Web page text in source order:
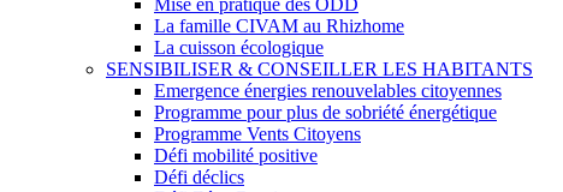
Mise en pratique des ODD
La famille CIVAM au Rhizhome
La cuisson écologique
SENSIBILISER & CONSEILLER LES HABITANTS
Emergence énergies renouvelables citoyennes
Programme pour plus de sobriété énergétique
Programme Vents Citoyens
Défi mobilité positive
Défi déclics